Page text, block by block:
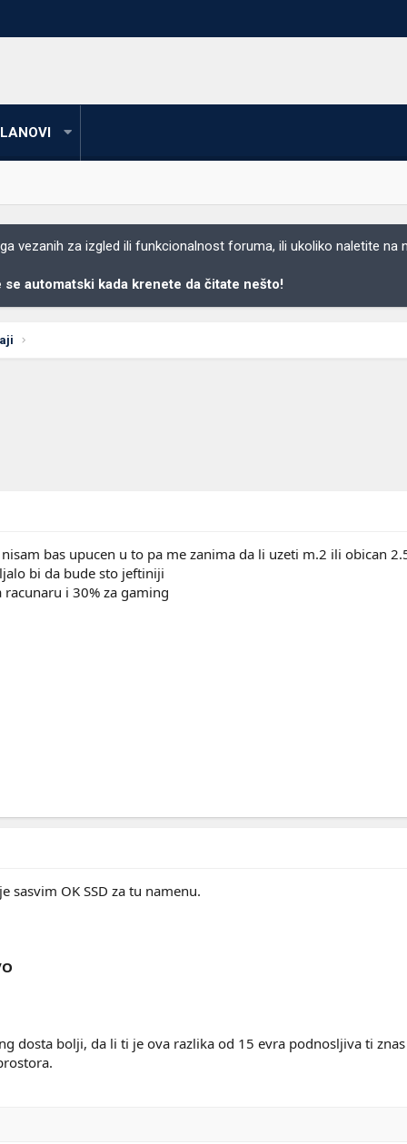
vezanih za izgled ili funkcionalnost foruma, ili ukoliko naletite na
se automatski kada krenete da čitate nešto!
bas upucen u to pa me zanima da li uzeti m.2 ili obican
bi da bude sto jeftiniji
i 30% za gaming
je sasvim OK SSD za tu namenu.
dosta bolji, da li ti je ova razlika od 15 evra podnosljiva ti